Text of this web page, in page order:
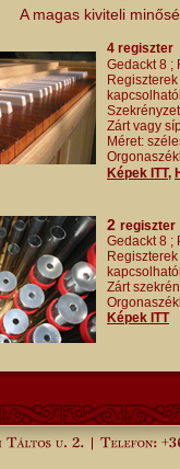
A magas kiviteli
4 regiszter
Gedackt 8 ;
Zárt vagy
Méret:
Képek ITT,
2 regiszter
Gedackt 8 ;
Zárt
Képek ITT